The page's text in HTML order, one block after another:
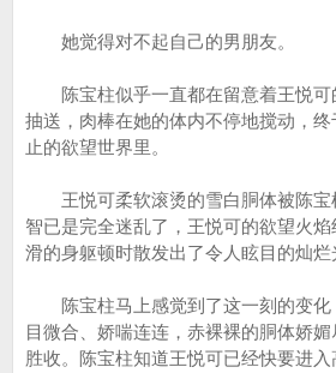
她觉得对不起自己的男朋友。
陈宝柱似乎一直都在留意着王悦可
抽送，肉棒在她的体内不停地搅动，
止的欲望世界里。
王悦可柔软滚烫的雪白胴体被陈宝
智已是完全迷乱了，王悦可的欲望火
滑的身躯顿时散发出了令人眩目的灿烂
陈宝柱马上感觉到了这一刻的变化
目微合、娇喘连连，赤裸裸的胴体娇
胜收。陈宝柱知道王悦可已经快要进